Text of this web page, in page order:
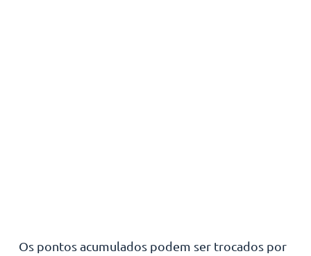
Os pontos acumulados podem ser trocados por